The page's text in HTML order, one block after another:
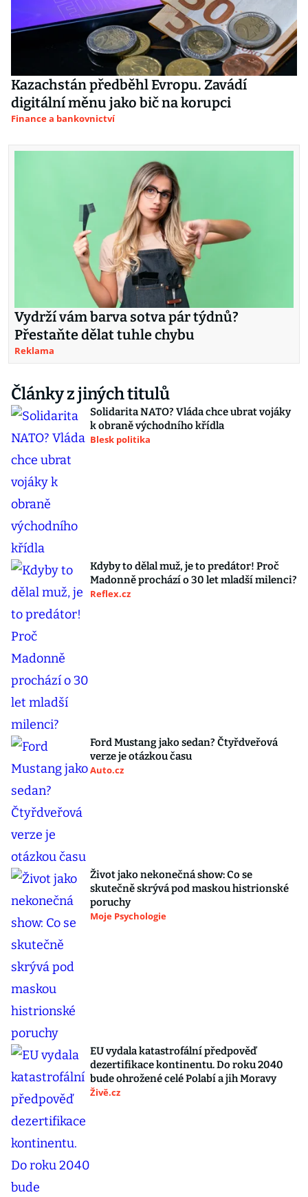
Kazachstán předběhl Evropu. Zavádí
digitální měnu jako bič na korupci
Finance a bankovnictví
Vydrží vám barva sotva pár týdnů?
Přestaňte dělat tuhle chybu
Reklama
Články z jiných titulů
Solidarita NATO? Vláda chce ubrat vojáky
k obraně východního křídla
Blesk politika
Kdyby to dělal muž, je to predátor! Proč
Madonně prochází o 30 let mladší milenci?
Reflex.cz
Ford Mustang jako sedan? Čtyřdveřová
verze je otázkou času
Auto.cz
Život jako nekonečná show: Co se
skutečně skrývá pod maskou histrionské
poruchy
Moje Psychologie
EU vydala katastrofální předpověď
dezertifikace kontinentu. Do roku 2040
bude ohrožené celé Polabí a jih Moravy
Živě.cz